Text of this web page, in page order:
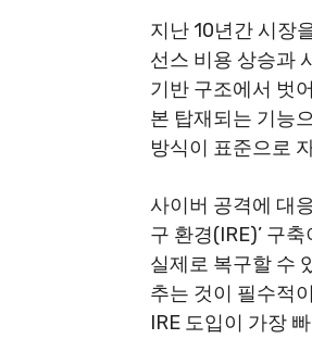
지난 10년간 시장
선스 비용 상승과
기반 구조에서 벗
본 탑재되는 기능
방식이 표준으로
사이버 공격에 대
구 환경(IRE)’ 구
실제로 복구할 수
추는 것이 필수적
IRE 도입이 가장